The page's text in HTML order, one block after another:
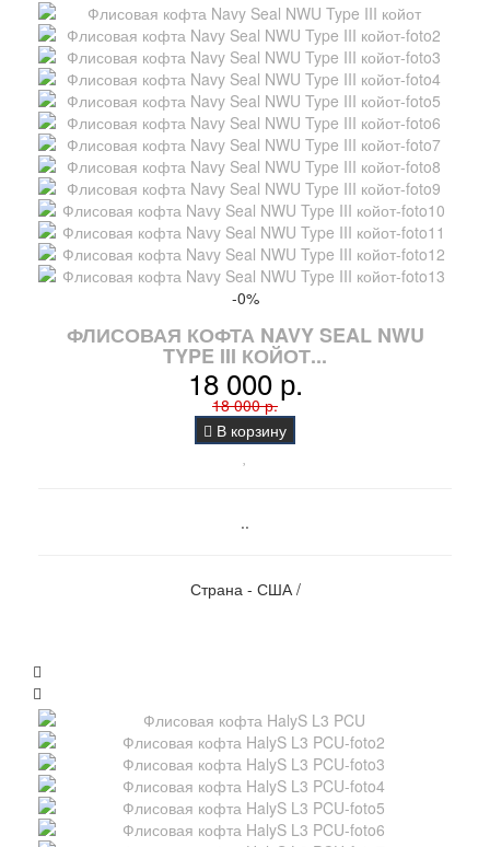
-0%
ФЛИСОВАЯ КОФТА NAVY SEAL NWU
TYPE III КОЙОТ...
18 000 р.
18 000 р.
В корзину
..
Страна - США /